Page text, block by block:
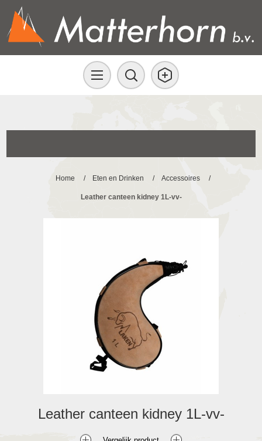
Home / Eten en Drinken / Accessoires /
Leather canteen kidney 1L-vv-
Leather canteen kidney 1L-vv-